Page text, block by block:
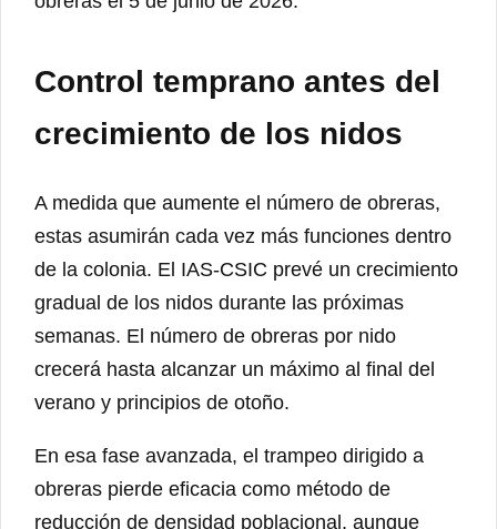
Control temprano antes del
crecimiento de los nidos
A medida que aumente el número de obreras,
estas asumirán cada vez más funciones dentro
de la colonia. El IAS-CSIC prevé un crecimiento
gradual de los nidos durante las próximas
semanas. El número de obreras por nido
crecerá hasta alcanzar un máximo al final del
verano y principios de otoño.
En esa fase avanzada, el trampeo dirigido a
obreras pierde eficacia como método de
reducción de densidad poblacional, aunque